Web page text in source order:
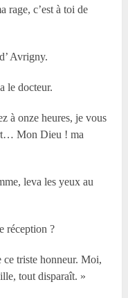
rage, c’est à toi de
Avrigny.
le docteur.
à onze heures, je vous
Mon Dieu ! ma
leva les yeux au
réception ?
ce triste honneur. Moi,
tout disparaît. »